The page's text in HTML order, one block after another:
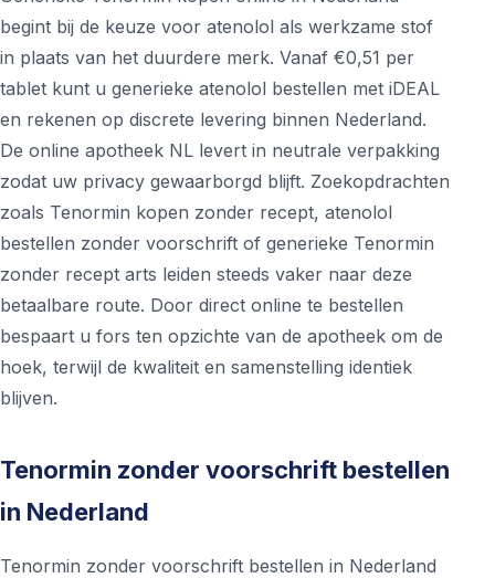
begint bij de keuze voor atenolol als werkzame stof
in plaats van het duurdere merk. Vanaf €0,51 per
tablet kunt u generieke atenolol bestellen met iDEAL
en rekenen op discrete levering binnen Nederland.
De online apotheek NL levert in neutrale verpakking
zodat uw privacy gewaarborgd blijft. Zoekopdrachten
zoals Tenormin kopen zonder recept, atenolol
bestellen zonder voorschrift of generieke Tenormin
zonder recept arts leiden steeds vaker naar deze
betaalbare route. Door direct online te bestellen
bespaart u fors ten opzichte van de apotheek om de
hoek, terwijl de kwaliteit en samenstelling identiek
blijven.
Tenormin zonder voorschrift bestellen
in Nederland
Tenormin zonder voorschrift bestellen in Nederland